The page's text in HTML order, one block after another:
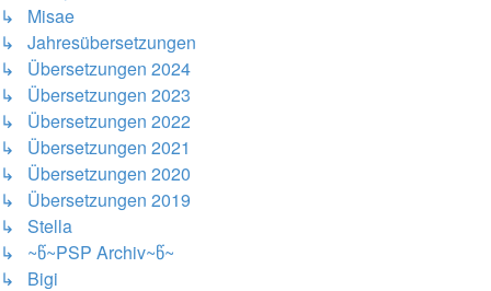
↳ Misae
↳ Jahresübersetzungen
↳ Übersetzungen 2024
↳ Übersetzungen 2023
↳ Übersetzungen 2022
↳ Übersetzungen 2021
↳ Übersetzungen 2020
↳ Übersetzungen 2019
↳ Stella
↳ ~წ~PSP Archiv~წ~
↳ Bigi